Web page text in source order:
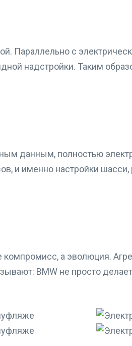
Параллельно с
надстройки. Таким
данным, полностью
и именно настройки
компромисс, а эволюция.
BMW не просто